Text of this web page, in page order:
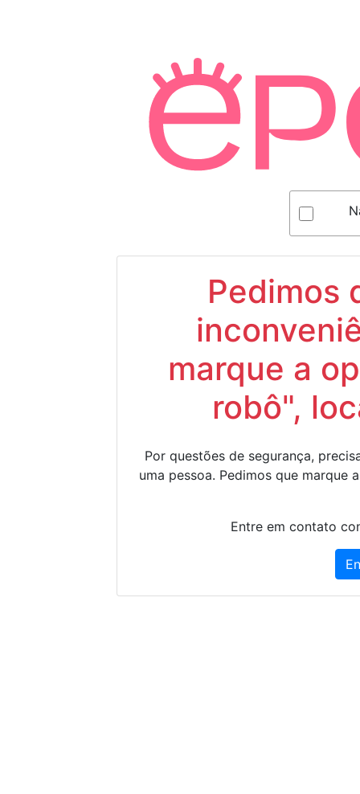
Pedimos
marque a
robô",
Por questões de segurança,
uma pessoa. Pedimos que marque
Entre em contato